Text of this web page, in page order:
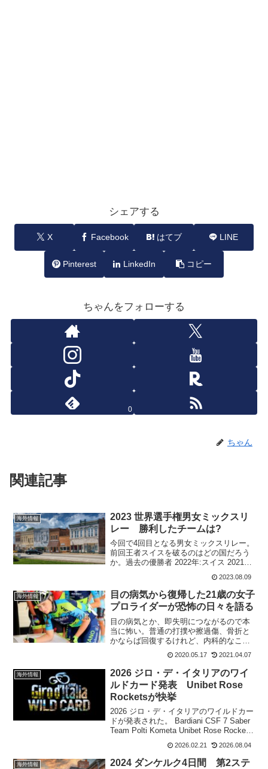
シェアする
X Facebook はてブ LINE
Pinterest LinkedIn コピー
ちゃんをフォローする
0
ちゃん
関連記事
海外情報
2023 世界選手権男女ミックスリ
レー 勝利したチームは?
今回で4回目となる男女ミックスリレー。
前回王者スイスを破るのはどの国だろう
か。過去の優勝者 2022年:スイス 2021年:
ドイツ 2019年:オランダアーガイルスト
リート～ジョージ スクエア 40kmグラ
スゴーで個人タイムトライアルは近隣...
2023.08.09
海外情報
目の病気から復帰した21歳の女子
プロライダーが恐怖の日々を語る
目の病気とか、即失明につながるので本
当に怖い。普通の打撲や擦過傷、骨折と
かならば回復するけれど、内科的なこと
や視覚聴覚に関することは自転車乗りに
とっては乗れなくなるので怖い病気だ。
イタリアのAromitalia Vaianoコンチネン
タルチ...
2020.05.17 2021.04.07
海外情報
2026 ジロ・デ・イタリアのワイ
ルドカード発表 Unibet Rose
Rocketsが快挙
2026 ジロ・デ・イタリアのワイルドカー
ドが発表された。 Bardiani CSF 7 Saber
Team Polti Kometa Unibet Rose Rockets
フランス国籍であるUnibet Rose Rockets
2026.02.21 2026.08.04
海外情報
2024 ダンケルク4日間 第2ステ